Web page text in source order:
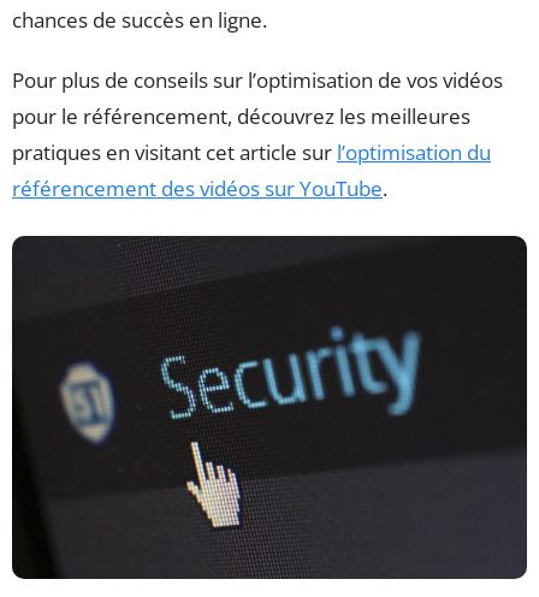
chances de succès en ligne.
Pour plus de conseils sur l’optimisation de vos vidéos
pour le référencement, découvrez les meilleures
pratiques en visitant cet article sur l’optimisation du
référencement des vidéos sur YouTube.